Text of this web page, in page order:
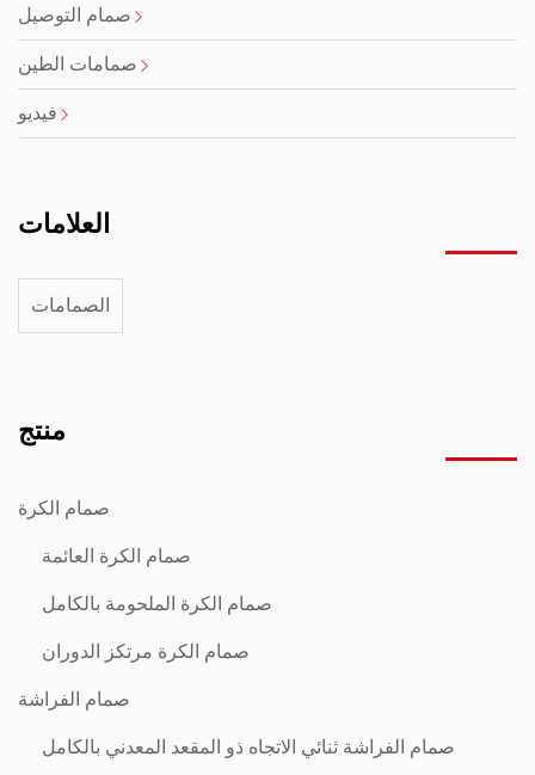
صمام التوصيل
صمامات الطين
فيديو
العلامات
الصمامات
منتج
صمام الكرة
صمام الكرة العائمة
صمام الكرة الملحومة بالكامل
صمام الكرة مرتكز الدوران
صمام الفراشة
صمام الفراشة ثنائي الاتجاه ذو المقعد المعدني بالكامل